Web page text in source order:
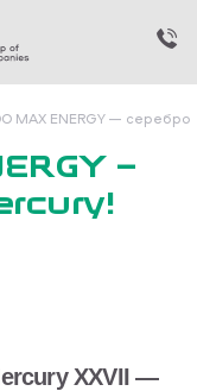
MAX ENERGY —
—
XXVII —